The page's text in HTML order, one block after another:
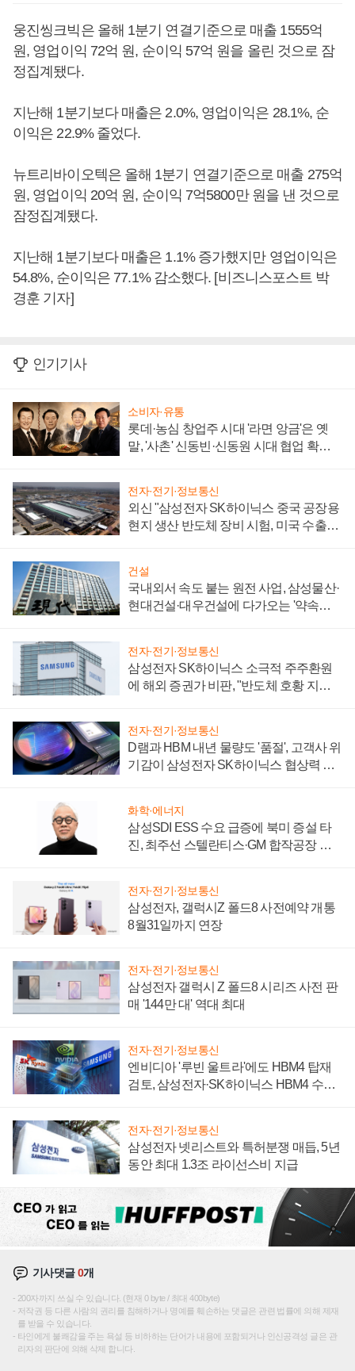
웅진씽크빅은 올해 1분기 연결기준으로 매출 1555억
원, 영업이익 72억 원, 순이익 57억 원을 올린 것으로 잠
정집계됐다.
지난해 1분기보다 매출은 2.0%, 영업이익은 28.1%, 순
이익은 22.9% 줄었다.
뉴트리바이오텍은 올해 1분기 연결기준으로 매출 275억
원, 영업이익 20억 원, 순이익 7억5800만 원을 낸 것으로
잠정집계됐다.
지난해 1분기보다 매출은 1.1% 증가했지만 영업이익은
54.8%, 순이익은 77.1% 감소했다. [비즈니스포스트 박
경훈 기자]
인기기사
소비자·유통
롯데·농심 창업주 시대 '라면 앙금'은 옛
말, '사촌' 신동빈·신동원 시대 협업 확대
전자·전기·정보통신
외신 "삼성전자 SK하이닉스 중국 공장용
현지 생산 반도체 장비 시험, 미국 수출통
건설
국내외서 속도 붙는 원전 사업, 삼성물산·
현대건설·대우건설에 다가오는 '약속의
전자·전기·정보통신
삼성전자 SK하이닉스 소극적 주주환원
에 해외 증권가 비판, "반도체 호황 지속
전자·전기·정보통신
D램과 HBM 내년 물량도 '품절', 고객사 위
기감이 삼성전자 SK하이닉스 협상력 더
화학·에너지
삼성SDI ESS 수요 급증에 북미 증설 타
진, 최주선 스텔란티스·GM 합작공장 건
전자·전기·정보통신
삼성전자, 갤럭시Z 폴드8 사전예약 개통
8월31일까지 연장
전자·전기·정보통신
삼성전자 갤럭시 Z 폴드8 시리즈 사전 판
매 '144만 대' 역대 최대
전자·전기·정보통신
엔비디아 '루빈 울트라'에도 HBM4 탑재
검토, 삼성전자·SK하이닉스 HBM4 수율
전자·전기·정보통신
삼성전자 넷리스트와 특허분쟁 매듭, 5년
동안 최대 1.3조 라이선스비 지급
기사댓글0개
200자까지 쓰실 수 있습니다. (현재 0 byte / 최대 400byte)
저작권 등 다른 사람의 권리를 침해하거나 명예를 훼손하는 댓글은 관련 법률에 의해 제재
를 받을 수 있습니다.
타인에게 불쾌감을 주는 욕설 등 비하하는 단어가 내용에 포함되거나 인신공격성 글은 관
리자의 판단에 의해 삭제 합니다.